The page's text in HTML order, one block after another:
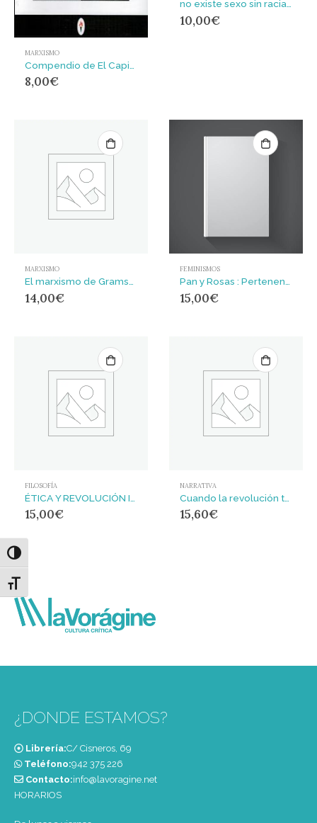
Alternar alto contraste
Alternar tamaño de letra
MARXISMO
8,00€
10,00€
MARXISMO
14,00€
FEMINISMOS
15,00€
FILOSOFÍA
15,00€
NARRATIVA
15,60€
¿DONDE ESTAMOS?
Librería:C/ Cisneros, 69
Teléfono:‭942 375 226‬
Contacto:info@lavoragine.net
HORARIOS